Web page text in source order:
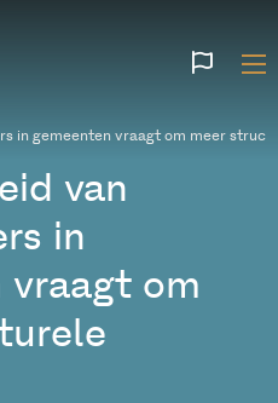
in gemeenten vraagt om meer
van
in
vraagt om